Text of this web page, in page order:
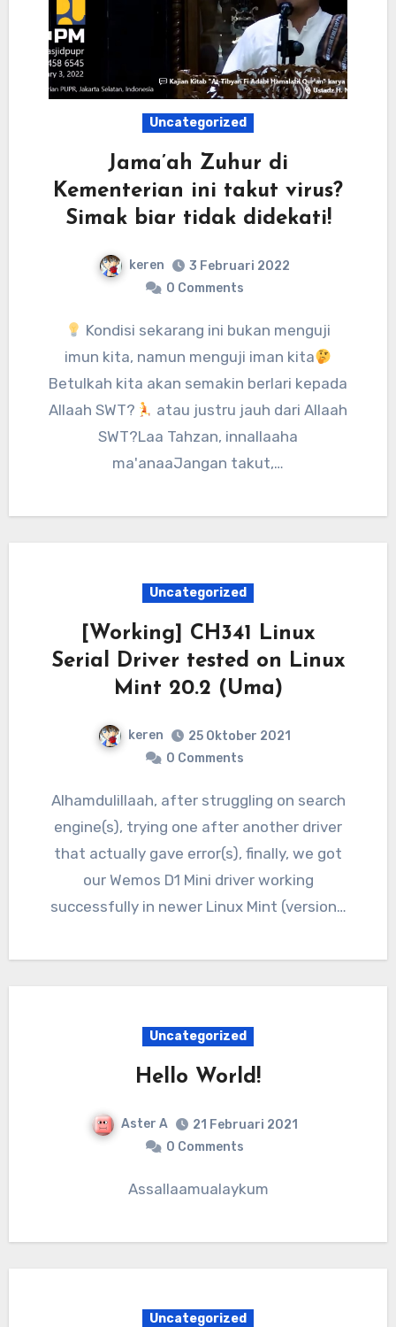
Uncategorized
Jama’ah Zuhur di
Kementerian ini takut virus?
Simak biar tidak didekati!
keren
3 Februari 2022
0 Comments
Kondisi sekarang ini bukan menguji
imun kita, namun menguji iman kita
Betulkah kita akan semakin berlari kepada
Allaah SWT?
atau justru jauh dari Allaah
SWT?Laa Tahzan, innallaaha
ma'anaaJangan takut,…
Uncategorized
[Working] CH341 Linux
Serial Driver tested on Linux
Mint 20.2 (Uma)
keren
25 Oktober 2021
0 Comments
Alhamdulillaah, after struggling on search
engine(s), trying one after another driver
that actually gave error(s), finally, we got
our Wemos D1 Mini driver working
successfully in newer Linux Mint (version…
Uncategorized
Hello World!
Aster A
21 Februari 2021
0 Comments
Assallaamualaykum
Uncategorized